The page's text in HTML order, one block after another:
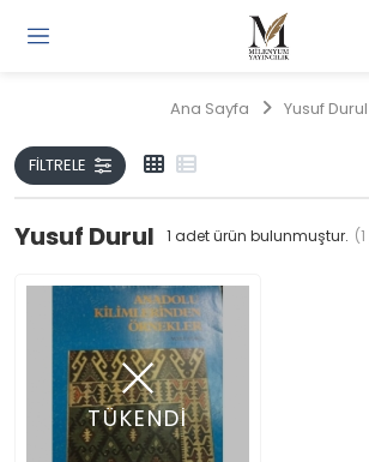
Ana Sayfa Yusuf Durul
FILTRELE
Yusuf Durul 1 adet ürün bulunmuştur.
TÜKENDİ